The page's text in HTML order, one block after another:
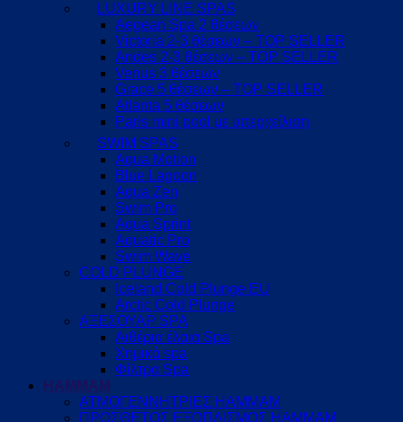
LUXURY LINE SPAS
Aegean Spa 2 θέσεων
Victoria 2-3 θέσεων – TOP SELLER
Andes 2-3 θέσεων – TOP SELLER
Venus 3 θέσεων
Grace 5 θέσεων – TOP SELLER
Atlanta 5 θέσεων
Paris mini pool με υπερχείλιση
SWIM SPAS
Aqua Motion
Blue Lagoon
Aqua Zen
Swim Pro
Aqua Sprint
Aquatic Pro
Swim Wave
COLD PLUNGE
Iceland Cold Plunge EU
Arctic Cold Plunge
ΑΞΕΣΟΥΑΡ SPA
Αιθέρια έλαια Spa
Χημικά spa
Φίλτρα Spa
HAMMAM
ΑΤΜΟΓΕΝΝΗΤΡΙΕΣ HAMMAM
ΠΡΟΣΘΕΤΟΣ ΕΞΟΠΛΙΣΜΟΣ HAMMAM